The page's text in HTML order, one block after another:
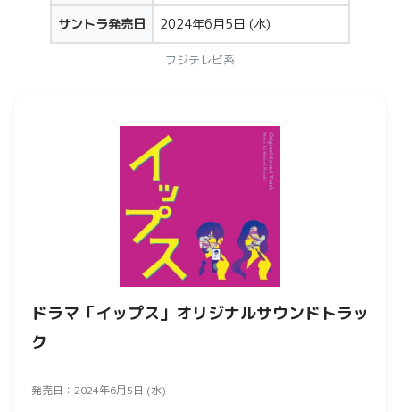
サントラ発売日 2024年6月5日 (水)
フジテレビ系
ドラマ「イップス」オリジナルサウンドトラッ
ク
発売日：2024年6月5日 (水)